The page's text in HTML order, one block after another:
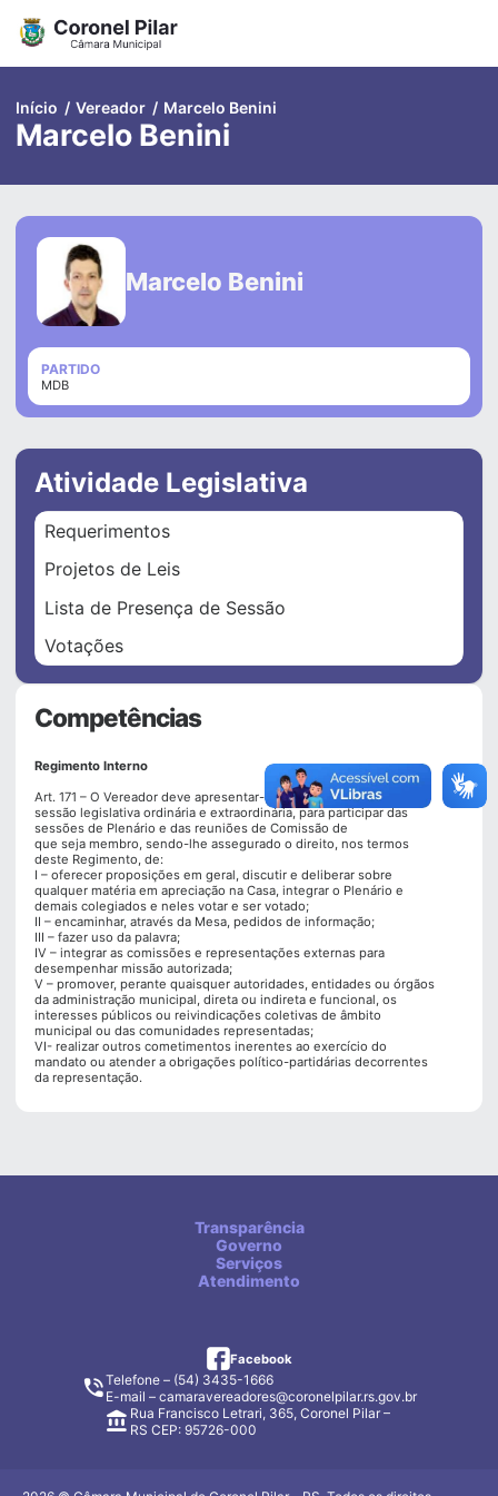
para
Início / Vereador / Marcelo Benini
Marcelo Benini
Competências
Regimento Interno
Art. 171 – O Vereador deve apresentar-se à Câmara durante a
sessão legislativa ordinária e extraordinária, para participar das
sessões de Plenário e das reuniões de Comissão de
que seja membro, sendo-lhe assegurado o direito, nos termos
deste Regimento, de:
I – oferecer proposições em geral, discutir e deliberar sobre
qualquer matéria em apreciação na Casa, integrar o Plenário e
demais colegiados e neles votar e ser votado;
II – encaminhar, através da Mesa, pedidos de informação;
III – fazer uso da palavra;
IV – integrar as comissões e representações externas para
desempenhar missão autorizada;
V – promover, perante quaisquer autoridades, entidades ou órgãos
da administração municipal, direta ou indireta e funcional, os
interesses públicos ou reivindicações coletivas de âmbito
municipal ou das comunidades representadas;
VI- realizar outros cometimentos inerentes ao exercício do
mandato ou atender a obrigações político-partidárias decorrentes
da representação.
Marcelo Benini
PARTIDO
MDB
Atividade Legislativa
Requerimentos
Projetos de Leis
Lista de Presença de Sessão
Votações
Transparência
Governo
Serviços
Atendimento
Facebook
facebook
Telefone – (54) 3435-1666
E-mail –camaravereadores@coronelpilar.rs.gov.br
Rua Francisco Letrari, 365, Coronel Pilar –
RS CEP: 95726-000